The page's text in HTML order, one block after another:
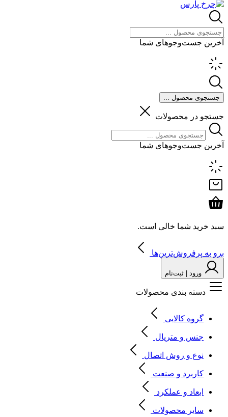
آخرین جست‌وجوهای شما
جستجوی محصول ...
جستجو در محصولات
آخرین جست‌وجوهای شما
سبد خرید شما خالی است.
برو به پرفروش‌ترین‌ها
ورود | ثبت‌نام
دسته بندی محصولات
گروه کالایی
جنس و متریال
نوع و روش اتصال
کاربرد و صنعت
ابعاد و عملکرد
سایر محصولات